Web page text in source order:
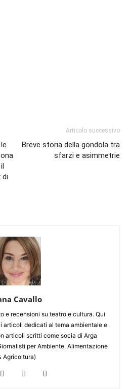
di
Articolo successivo
Breve storia della gondola tra
sfarzi e asimmetrie
Cavallo
e recensioni su teatro e cultura. Qui
articoli dedicati al tema ambientale e
articoli scritti come socia di Arga
per Ambiente, Alimentazione
Agricoltura)